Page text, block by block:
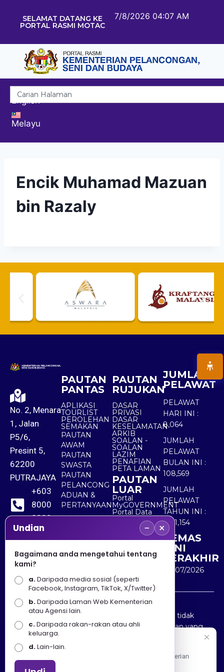
SELAMAT DATANG KE
PORTAL RASMI MOTAC
7/8/2026 04:07 AM
English
Melayu
Encik Muhamad Mazuan
bin Razaly
No. 2, Menara
1, Jalan
P5/6,
Presint 5,
62200
PUTRAJAYA
+603
8000
8000
+603
8891
7100
PAUTAN
PANTAS
APLIKASI
TOURLIST
PEROLEHAN
SEMAKAN
PAUTAN
AWAM
PAUTAN
SWASTA
PAUTAN
PELANCONG
ADUAN &
PERTANYAAN
PAUTAN
RUJUKAN
DASAR
PRIVASI
DASAR
KESELAMATAN
ARKIB
SOALAN -
SOALAN
LAZIM
PENAFIAN
PETA LAMAN
PAUTAN
LUAR
Portal
MyGOVERNMENT
Portal Data
Terbuka
Sektor Awam
JUMLAH
PELAWAT
PELAWAT
HARI INI :
8,064
JUMLAH
PELAWAT
BULAN INI :
108,569
JUMLAH
PELAWAT
TAHUN INI :
5,511,154
KEMAS
KINI
TERAKHIR
30/07/2026
Penafian : Kerajaan Malaysia dan Kementerian
Pelancongan Seni dan Budaya (MOTAC) adalah tidak
bertanggungjawab atas kehilangan atau kerugian yang
disebabkan oleh penggunaan mana-mana maklumat
yang diperolehi dari portal ini.
Undian − ×
Bagaimana anda mengetahui tentang
kami?
a.Daripada media sosial (seperti
Facebook, Instagram, TikTok, X/Twitter)
b.Daripada Laman Web Kementerian
atau Agensi lain.
c.Daripada rakan-rakan atau ahli
keluarga.
d.Lain-lain.
Apa Khabar! Selamat datang ke Portal Rasmi Kementerian
Pelancongan, Seni dan Budaya